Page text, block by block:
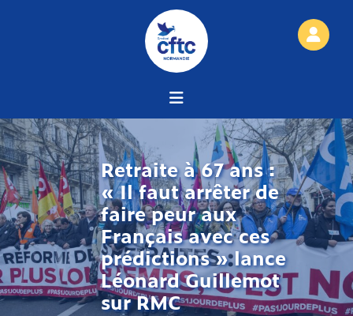
Retraite à 67 ans :
« Il faut arrêter de
faire peur aux
Français avec ces
prédictions » lance
Léonard Guillemot
sur RMC